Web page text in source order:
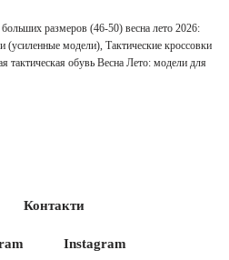
размеров (46-50) весна лето 2026:
(усиленные модели), Тактические кроссовки
тактическая обувь Весна Лето: модели для
Контакти
Instagram